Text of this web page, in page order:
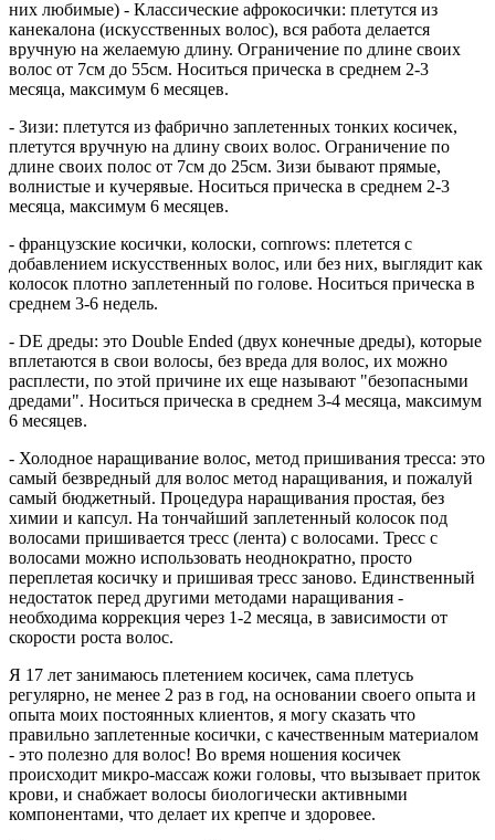
них любимые) - Классические афрокосички: плетутся из
канекалона (искусственных волос), вся работа делается
вручную на желаемую длину. Ограничение по длине своих
волос от 7см до 55см. Носиться прическа в среднем 2-3
месяца, максимум 6 месяцев.
- Зизи: плетутся из фабрично заплетенных тонких косичек,
плетутся вручную на длину своих волос. Ограничение по
длине своих полос от 7см до 25см. Зизи бывают прямые,
волнистые и кучерявые. Носиться прическа в среднем 2-3
месяца, максимум 6 месяцев.
- французские косички, колоски, cornrows: плетется с
добавлением искусственных волос, или без них, выглядит как
колосок плотно заплетенный по голове. Носиться прическа в
среднем 3-6 недель.
- DE дреды: это Double Ended (двух конечные дреды), которые
вплетаются в свои волосы, без вреда для волос, их можно
расплести, по этой причине их еще называют "безопасными
дредами". Носиться прическа в среднем 3-4 месяца, максимум
6 месяцев.
- Холодное наращивание волос, метод пришивания тресса: это
самый безвредный для волос метод наращивания, и пожалуй
самый бюджетный. Процедура наращивания простая, без
химии и капсул. На тончайший заплетенный колосок под
волосами пришивается тресс (лента) с волосами. Тресс с
волосами можно использовать неоднократно, просто
переплетая косичку и пришивая тресс заново. Единственный
недостаток перед другими методами наращивания -
необходима коррекция через 1-2 месяца, в зависимости от
скорости роста волос.
Я 17 лет занимаюсь плетением косичек, сама плетусь
регулярно, не менее 2 раз в год, на основании своего опыта и
опыта моих постоянных клиентов, я могу сказать что
правильно заплетенные косички, с качественным материалом
- это полезно для волос! Во время ношения косичек
происходит микро-массаж кожи головы, что вызывает приток
крови, и снабжает волосы биологически активными
компонентами, что делает их крепче и здоровее.